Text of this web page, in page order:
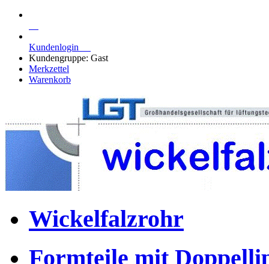
Kundenlogin
Kundengruppe: Gast
Merkzettel
Warenkorb
Wickelfalzrohr
Formteile mit